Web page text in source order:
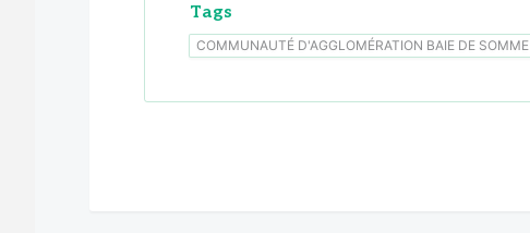
Tags
COMMUNAUTÉ D'AGGLOMÉRATION BAIE DE SOMME